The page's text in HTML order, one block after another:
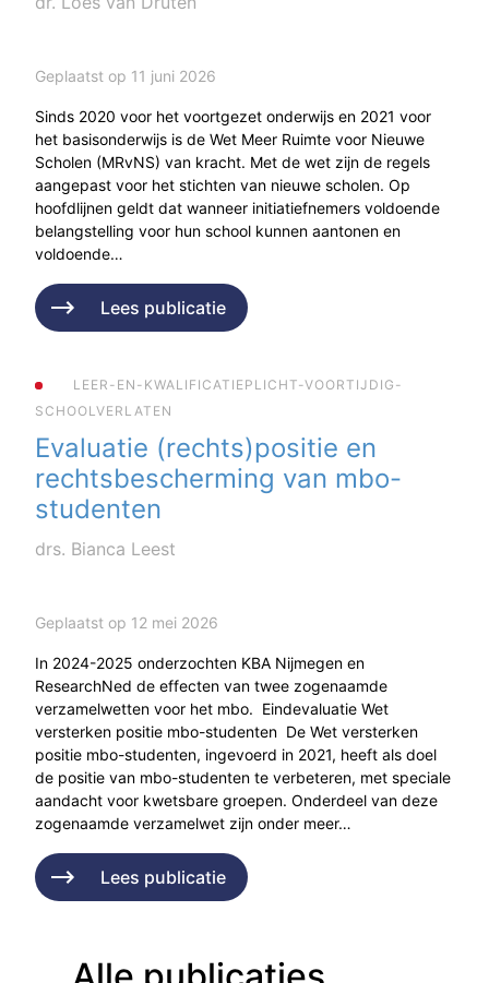
Geplaatst op 11 juni 2026
Sinds 2020 voor het voortgezet onderwijs en 2021 voor
het basisonderwijs is de Wet Meer Ruimte voor Nieuwe
Scholen (MRvNS) van kracht. Met de wet zijn de regels
aangepast voor het stichten van nieuwe scholen. Op
hoofdlijnen geldt dat wanneer initiatiefnemers voldoende
belangstelling voor hun school kunnen aantonen en
voldoende…
Lees publicatie
LEER-EN-KWALIFICATIEPLICHT-VOORTIJDIG-
SCHOOLVERLATEN
Evaluatie (rechts)positie en
rechtsbescherming van mbo-
studenten
drs. Bianca Leest
Geplaatst op 12 mei 2026
In 2024-2025 onderzochten KBA Nijmegen en
ResearchNed de effecten van twee zogenaamde
verzamelwetten voor het mbo. Eindevaluatie Wet
versterken positie mbo-studenten De Wet versterken
positie mbo-studenten, ingevoerd in 2021, heeft als doel
de positie van mbo-studenten te verbeteren, met speciale
aandacht voor kwetsbare groepen. Onderdeel van deze
zogenaamde verzamelwet zijn onder meer…
Lees publicatie